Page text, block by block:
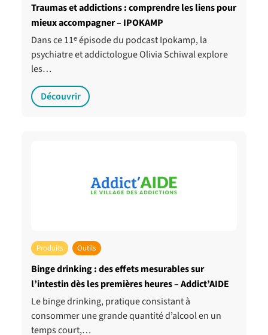
Traumas et addictions : comprendre les liens pour
mieux accompagner – IPOKAMP
Dans ce 11ᵉ épisode du podcast Ipokamp, la
psychiatre et addictologue Olivia Schiwal explore
les…
Découvrir
Produits Outils
Binge drinking : des effets mesurables sur
l’intestin dès les premières heures – Addict’AIDE
Le binge drinking, pratique consistant à
consommer une grande quantité d’alcool en un
temps court,…